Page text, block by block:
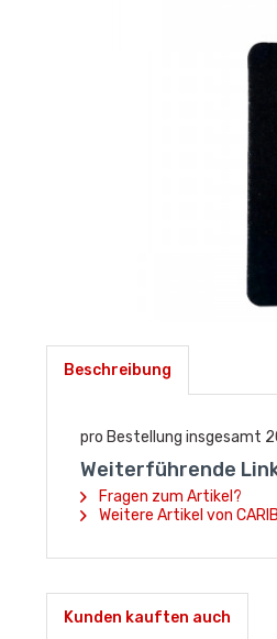
Beschreibung
pro Bestellung insgesamt
Weiterführende
Fragen zum Artikel?
Weitere Artikel von CARIBI
Kunden kauften auch